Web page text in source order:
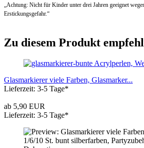
„Achtung: Nicht für Kinder unter drei Jahren geeignet
Erstickungsgefahr.“
Zu diesem Produkt
Glasmarkierer viele Farben, Glasmarker...
Lieferzeit: 3-5 Tage*
ab 5,90 EUR
Lieferzeit: 3-5 Tage*